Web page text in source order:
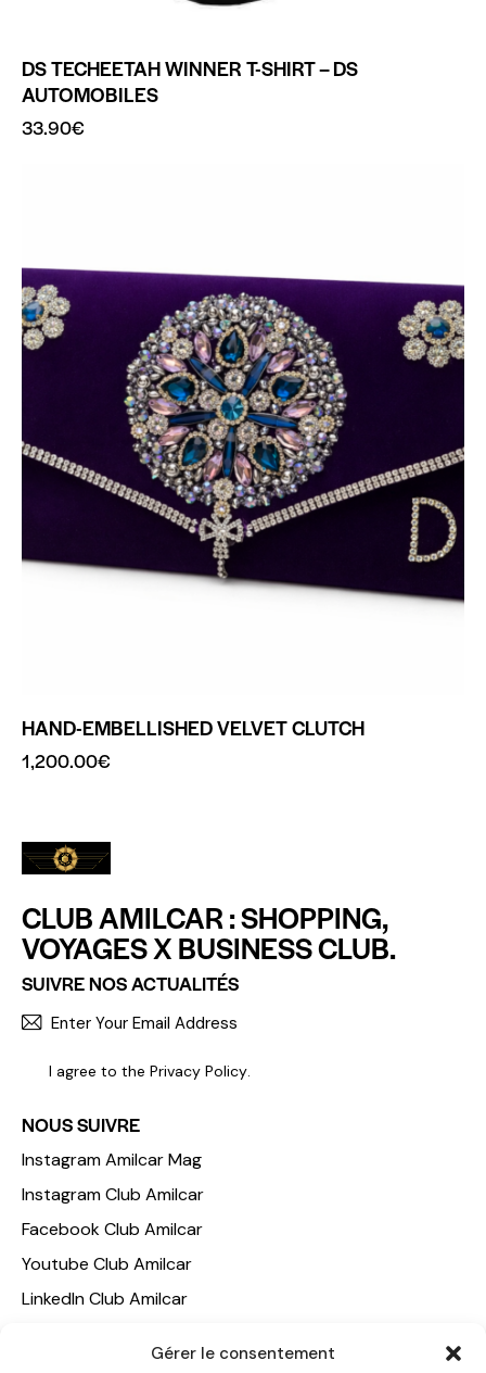
Gérer le consentement
DS TECHEETAH WINNER T-SHIRT – DS
AUTOMOBILES
33.90€
HAND-EMBELLISHED VELVET CLUTCH
1,200.00€
CLUB AMILCAR : SHOPPING,
VOYAGES X BUSINESS CLUB.
SUIVRE NOS ACTUALITÉS
I agree to the Privacy Policy.
NOUS SUIVRE
Instagram Amilcar Mag
Instagram Club Amilcar
Facebook Club Amilcar
Youtube Club Amilcar
LinkedIn Club Amilcar
NOTRE GROUPE